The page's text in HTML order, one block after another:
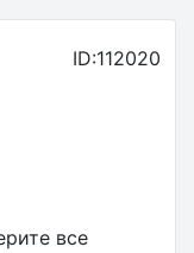
ID:112020
все